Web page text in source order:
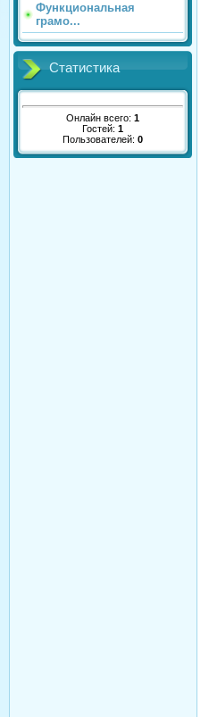
Функциональная
грамо...
Статистика
Онлайн всего: 1
Гостей: 1
Пользователей: 0